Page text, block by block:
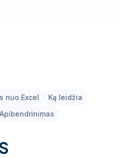
nuo Excel
Ką leidžia
Apibendrinimas